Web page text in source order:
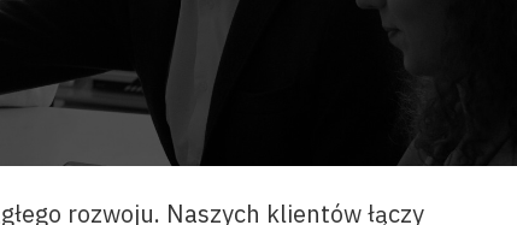
rozwoju. Naszych klientów łączy